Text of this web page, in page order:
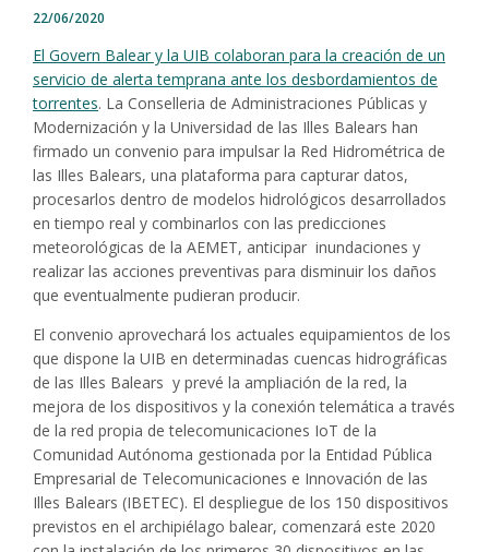
22/06/2020
El Govern Balear y la UIB colaboran para la creación de un
servicio de alerta temprana ante los desbordamientos de
torrentes. La Conselleria de Administraciones Públicas y
Modernización y la Universidad de las Illes Balears han
firmado un convenio para impulsar la Red Hidrométrica de
las Illes Balears, una plataforma para capturar datos,
procesarlos dentro de modelos hidrológicos desarrollados
en tiempo real y combinarlos con las predicciones
meteorológicas de la AEMET, anticipar inundaciones y
realizar las acciones preventivas para disminuir los daños
que eventualmente pudieran producir.
El convenio aprovechará los actuales equipamientos de los
que dispone la UIB en determinadas cuencas hidrográficas
de las Illes Balears y prevé la ampliación de la red, la
mejora de los dispositivos y la conexión telemática a través
de la red propia de telecomunicaciones IoT de la
Comunidad Autónoma gestionada por la Entidad Pública
Empresarial de Telecomunicaciones e Innovación de las
Illes Balears (IBETEC). El despliegue de los 150 dispositivos
previstos en el archipiélago balear, comenzará este 2020